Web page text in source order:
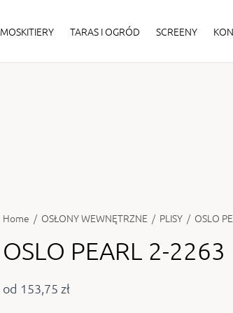
MOSKITIERY TARAS I OGRÓD SCREENY
Home / OSŁONY WEWNĘTRZNE / PLISY / OSLO
OSLO PEARL 2-2263
od 153,75 zł